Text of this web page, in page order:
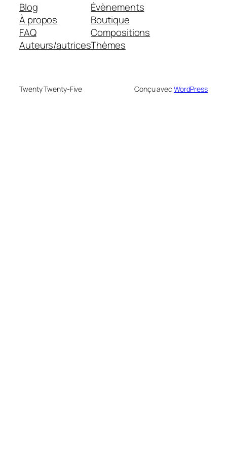
Blog
À propos
FAQ
Auteurs/autrices
Évènements
Boutique
Compositions
Thèmes
Twenty Twenty-Five Conçu avec WordPress